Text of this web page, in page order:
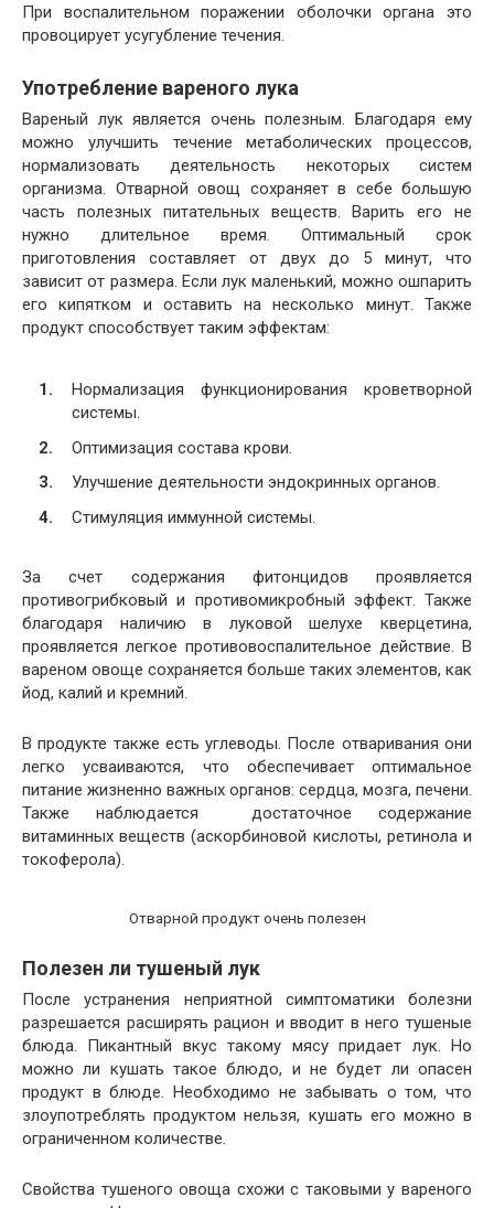
При воспалительном поражении оболочки органа это
провоцирует усугубление течения.
Употребление вареного лука
Вареный лук является очень полезным. Благодаря ему
можно улучшить течение метаболических процессов,
нормализовать деятельность некоторых систем
организма. Отварной овощ сохраняет в себе большую
часть полезных питательных веществ. Варить его не
нужно длительное время. Оптимальный срок
приготовления составляет от двух до 5 минут, что
зависит от размера. Если лук маленький, можно ошпарить
его кипятком и оставить на несколько минут. Также
продукт способствует таким эффектам:
Нормализация функционирования кроветворной
системы.
Оптимизация состава крови.
Улучшение деятельности эндокринных органов.
Стимуляция иммунной системы.
За счет содержания фитонцидов проявляется
противогрибковый и противомикробный эффект. Также
благодаря наличию в луковой шелухе кверцетина,
проявляется легкое противовоспалительное действие. В
вареном овоще сохраняется больше таких элементов, как
йод, калий и кремний.
В продукте также есть углеводы. После отваривания они
легко усваиваются, что обеспечивает оптимальное
питание жизненно важных органов: сердца, мозга, печени.
Также наблюдается достаточное содержание
витаминных веществ (аскорбиновой кислоты, ретинола и
токоферола).
Отварной продукт очень полезен
Полезен ли тушеный лук
После устранения неприятной симптоматики болезни
разрешается расширять рацион и вводит в него тушеные
блюда. Пикантный вкус такому мясу придает лук. Но
можно ли кушать такое блюдо, и не будет ли опасен
продукт в блюде. Необходимо не забывать о том, что
злоупотреблять продуктом нельзя, кушать его можно в
ограниченном количестве.
Свойства тушеного овоща схожи с таковыми у вареного